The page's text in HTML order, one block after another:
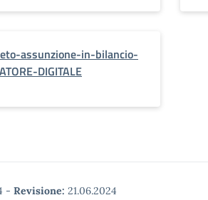
assunzione-in-bilancio-
DIGITALE
- Revisione: 21.06.2024